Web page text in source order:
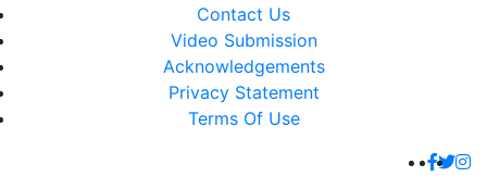
Contact Us
Video Submission
Acknowledgements
Privacy Statement
Terms Of Use